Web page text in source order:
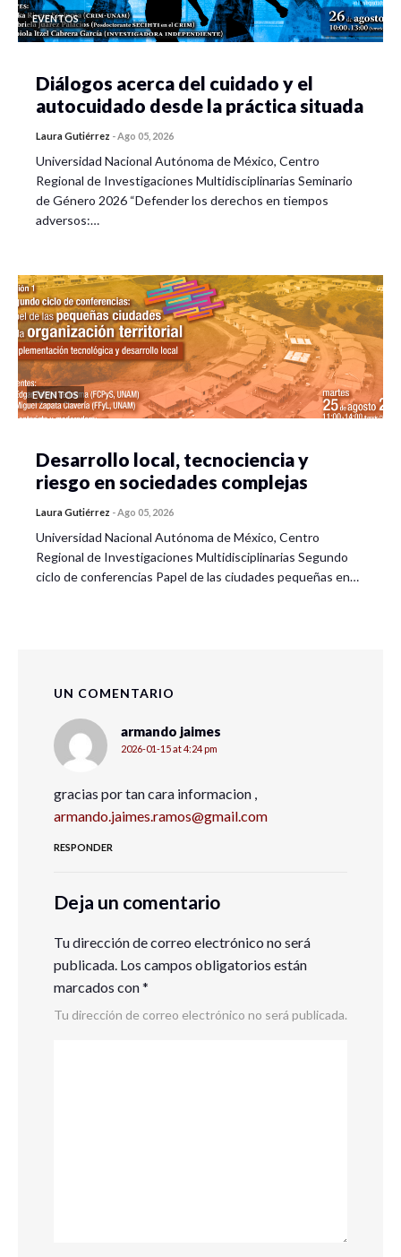
EVENTOS
Diálogos acerca del cuidado y el
autocuidado desde la práctica situada
Laura Gutiérrez -Ago 05, 2026
Universidad Nacional Autónoma de México, Centro
Regional de Investigaciones Multidisciplinarias Seminario
de Género 2026 “Defender los derechos en tiempos
adversos:…
EVENTOS
Desarrollo local, tecnociencia y
riesgo en sociedades complejas
Laura Gutiérrez -Ago 05, 2026
Universidad Nacional Autónoma de México, Centro
Regional de Investigaciones Multidisciplinarias Segundo
ciclo de conferencias Papel de las ciudades pequeñas en…
UN COMENTARIO
armando jaimes
2026-01-15 at 4:24 pm
gracias por tan cara informacion ,
armando.jaimes.ramos@gmail.com
RESPONDER
Deja un comentario
Tu dirección de correo electrónico no será
publicada. Los campos obligatorios están
marcados con*
Tu dirección de correo electrónico no será publicada.